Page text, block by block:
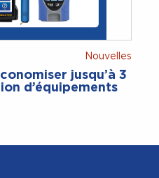
Nouvelles
jusqu’à 3
d’équipements